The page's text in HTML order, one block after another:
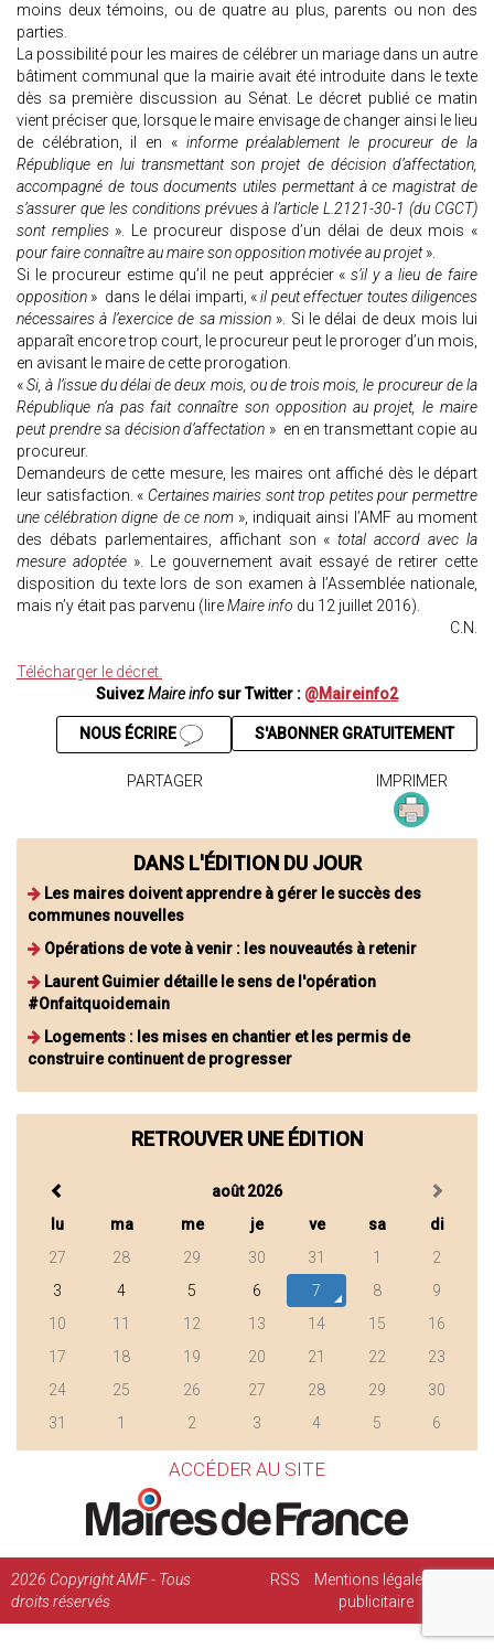
moins deux témoins, ou de quatre au plus, parents ou non des
parties.
La possibilité pour les maires de célébrer un mariage dans un autre
bâtiment communal que la mairie avait été introduite dans le texte
dès sa première discussion au Sénat. Le décret publié ce matin
vient préciser que, lorsque le maire envisage de changer ainsi le lieu
de célébration, il en « informe préalablement le procureur de la
République en lui transmettant son projet de décision d’affectation,
accompagné de tous documents utiles permettant à ce magistrat de
s’assurer que les conditions prévues à l’article L.2121-30-1 (du CGCT)
sont remplies ». Le procureur dispose d’un délai de deux mois «
pour faire connaître au maire son opposition motivée au projet».
Si le procureur estime qu’il ne peut apprécier «s’il y a lieu de faire
opposition » dans le délai imparti, «il peut effectuer toutes diligences
nécessaires à l’exercice de sa mission». Si le délai de deux mois lui
apparaît encore trop court, le procureur peut le proroger d’un mois,
en avisant le maire de cette prorogation.
«Si, à l’issue du délai de deux mois, ou de trois mois, le procureur de la
République n’a pas fait connaître son opposition au projet, le maire
peut prendre sa décision d’affectation » en en transmettant copie au
procureur.
Demandeurs de cette mesure, les maires ont affiché dès le départ
leur satisfaction. « Certaines mairies sont trop petites pour permettre
une célébration digne de ce nom», indiquait ainsi l’AMF au moment
des débats parlementaires, affichant son «total accord avec la
mesure adoptée ». Le gouvernement avait essayé de retirer cette
disposition du texte lors de son examen à l’Assemblée nationale,
mais n’y était pas parvenu (lireMaire info du 12 juillet 2016).
C.N.
Télécharger le décret.
SuivezMaire info sur Twitter : @Maireinfo2
S'ABONNER GRATUITEMENT
NOUS ÉCRIRE
PARTAGER IMPRIMER
DANS L'ÉDITION DU JOUR
Les maires doivent apprendre à gérer le succès des
communes nouvelles
Opérations de vote à venir : les nouveautés à retenir
Laurent Guimier détaille le sens de l'opération
#Onfaitquoidemain
Logements : les mises en chantier et les permis de
construire continuent de progresser
RETROUVER UNE ÉDITION
août 2026
lu
ma me je ve sa
di
27
28 29 30 31 1
2
3
4 5 6 7 8
9
10
11 12 13 14 15
16
17
18 19 20 21 22
23
24
25 26 27 28 29
30
31
1 2 3 4 5 6
ACCÉDER AU SITE
2026 Copyright AMF - Tous
droits réservés
RSS Mentions légales
publicitaire